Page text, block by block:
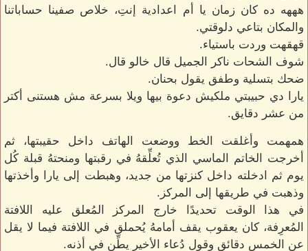
هههه ده كان زمان يا أم اعدادية إنتِ، خلاص صفينا حساباتنا
والمكان بتاعي دلوقتي.
قهقهت وردت باستياء.
شوف الشحات ناكر الجميل قال خالو قال.
ضحك بتسلية وطفق يقول بحنان.
يارا دي حبيبتي ملكيش دعوة بيها ويلا بسرعة مش هستنى أكتر
من عشر دقايق.
همهمت وأغلقت الخط ووضعت الهاتف داخل حقيبتها، ثم
أخرجت الخاتم الماسي الذي تُعلِّقهُ في رقبتها ومنحتهُ قبلة كُل
يوم ثم ادخلته داخل كنزتها من جديد، وهبطت إلى يارا وأخذتها
وذهبت في طريقها إلى المركز.
في هذا الوقت تحديدًا خارج المركز المُعلق عليه اللافتة
المُعرِفة، كان يعقوب يقف أمامهُ يُحملق في اللافتة فيما لا يقل
عن الخمس دقائق وقول دُعاء الأخير يطِّن في أذنه.